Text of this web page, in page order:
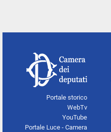
Portale storico
WebTv
YouTube
Portale Luce - Camera